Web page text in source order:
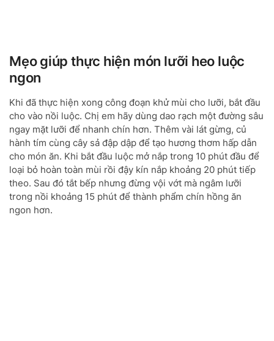
Mẹo giúp thực hiện món lưỡi heo luộc
ngon
Khi đã thực hiện xong công đoạn khử mùi cho lưỡi, bắt đầu
cho vào nồi luộc. Chị em hãy dùng dao rạch một đường sâu
ngay mặt lưỡi để nhanh chín hơn. Thêm vài lát gừng, củ
hành tím cùng cây sả đập dập để tạo hương thơm hấp dẫn
cho món ăn. Khi bắt đầu luộc mở nắp trong 10 phút đầu để
loại bỏ hoàn toàn mùi rồi đậy kín nắp khoảng 20 phút tiếp
theo. Sau đó tắt bếp nhưng đừng vội vớt mà ngâm lưỡi
trong nồi khoảng 15 phút để thành phẩm chín hồng ăn
ngon hơn.